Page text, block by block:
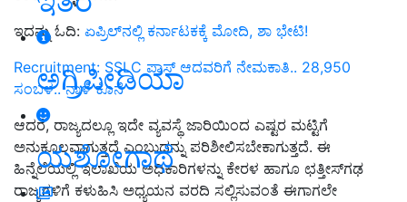
ಅಗ್ರಿಪೀಡಿಯಾ
ಯಶೋಗಾಥೆ
ಇದನ್ನು ಓದಿ: ಏಪ್ರಿಲ್‌ನಲ್ಲಿ ಕರ್ನಾಟಕಕ್ಕೆ ಮೋದಿ, ಶಾ ಭೇಟಿ!
Recruitment: SSLC ಪಾಸ್ ಆದವರಿಗೆ ನೇಮಕಾತಿ.. 28,950
ಸಂಬಳ.. ನಾಳೆ ಕೊನೆ
ಆದರೆ, ರಾಜ್ಯದಲ್ಲೂ ಇದೇ ವ್ಯವಸ್ಥೆ ಜಾರಿಯಿಂದ ಎಷ್ಟರ ಮಟ್ಟಿಗೆ
ಅನುಕೂಲವಾಗುತ್ತದೆ ಎಂಬುದನ್ನು ಪರಿಶೀಲಿಸಬೇಕಾಗುತ್ತದೆ. ಈ
ಹಿನ್ನೆಲೆಯಲ್ಲಿ ಇಲಾಖೆಯ ಅಧಿಕಾರಿಗಳನ್ನು ಕೇರಳ ಹಾಗೂ ಛತ್ತೀಸ್‌ಗಢ
ರಾಜ್ಯಗಳಿಗೆ ಕಳುಹಿಸಿ ಅಧ್ಯಯನ ವರದಿ ಸಲ್ಲಿಸುವಂತೆ ಈಗಾಗಲೇ